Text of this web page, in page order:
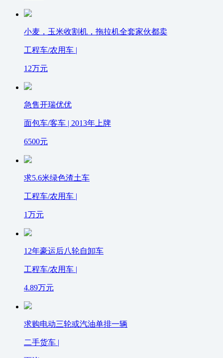
小麦，玉米收割机，拖拉机全套家伙都卖
工程车/农用车 |
12万元
急售开瑞优优
面包车/客车 | 2013年上牌
6500元
求5.6米绿色渣土车
工程车/农用车 |
1万元
12年豪运后八轮自卸车
工程车/农用车 |
4.89万元
求购电动三轮或汽油单排一辆
二手货车 |